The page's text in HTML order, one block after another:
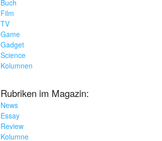
Buch
Film
TV
Game
Gadget
Science
Kolumnen
Rubriken im Magazin:
News
Essay
Review
Kolumne